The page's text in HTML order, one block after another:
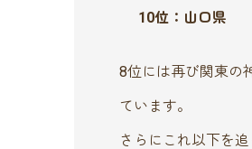
10位：山口県
8位には再び関東の
ています。
さらにこれ以下を追